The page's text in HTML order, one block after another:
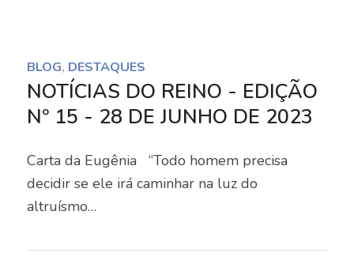
/home/u445684347/domains/nocorpocerto.net/
content/themes/enfold/config-templatebuilder/avia-
template-builder/php/asset-manager.class.php
Notice: Trying to access array offset on value of type
null in
BLOG, DESTAQUES
NOTÍCIAS DO REINO - EDIÇÃO
Nº 15 - 28 DE JUNHO DE 2023
Carta da Eugênia “Todo homem precisa
decidir se ele irá caminhar na luz do
altruísmo…